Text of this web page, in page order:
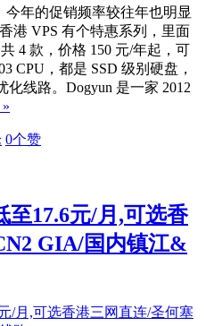
今年的促销频率较往年也明显
港 VPS 有个特惠系列，里面
4 款，价格 150 元/年起，可
CPU，都是 SSD 级别硬盘，
化线路。Dogyun 是一家 2012
0个赞
至17.6元/月,可选香
GIA/国内镇江&